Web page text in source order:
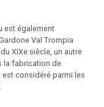
est également
Val Trompia
XIXe siècle, un autre
la fabrication de
est considéré parmi les